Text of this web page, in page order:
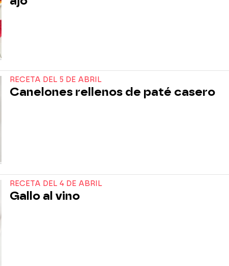
RECETA DEL 5 DE ABRIL
Canelones rellenos de paté casero
RECETA DEL 4 DE ABRIL
Gallo al vino